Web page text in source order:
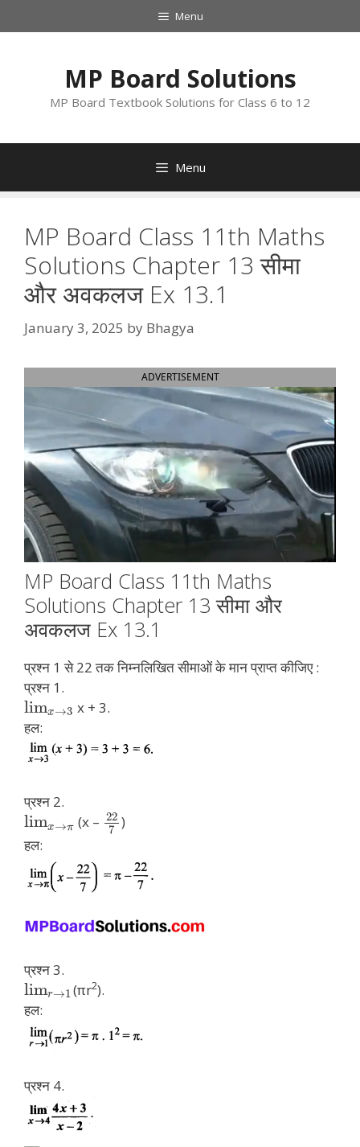
to
Menu
MP Board Solutions
MP Board Textbook Solutions for Class 6 to 12
Menu
MP Board Class 11th Maths
Solutions Chapter 13 सीमा
और अवकलज Ex 13.1
January 3, 2025 by Bhagya
ADVERTISEMENT
MP Board Class 11th Maths
Solutions Chapter 13 सीमा और
अवकलज Ex 13.1
प्रश्न 1 से 22 तक निम्नलिखित सीमाओं के मान प्राप्त कीजिए :
प्रश्न 1.
limx→3 x + 3.
हल:
प्रश्न 2.
limx→π (x – 22
7 )
हल:
प्रश्न 3.
limr→1(πr2).
हल:
प्रश्न 4.